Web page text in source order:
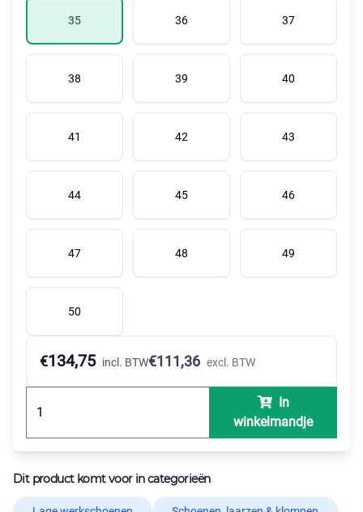
35 36 37
38 39 40
41 42 43
44 45 46
47 48 49
50
€134,75 incl. BTW€111,36 excl. BTW
In
winkelmandje
Dit product komt voor in categorieën